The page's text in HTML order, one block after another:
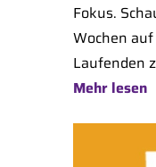
Fokus.
Wochen
Laufenden
Mehr lesen